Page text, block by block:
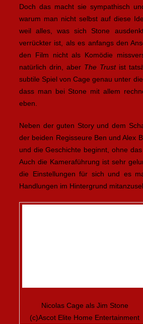
Doch das macht sie sympathisch
warum man nicht selbst auf diese
weil alles, was sich Stone
verrückter ist, als es anfangs den
den Film nicht als Komödie
natürlich drin, aber The Trustist
subtile Spiel von Cage genau unter
dass man bei Stone mit allem
eben.
Neben der guten Story und dem
der beiden Regisseure Ben und Alex
und die Geschichte beginnt, ohne
Auch die Kameraführung ist sehr
die Einstellungen für sich und es
Handlungen im Hintergrund
Nicolas Cage als Jim Stone
(c)Ascot Elite Home Entertainment